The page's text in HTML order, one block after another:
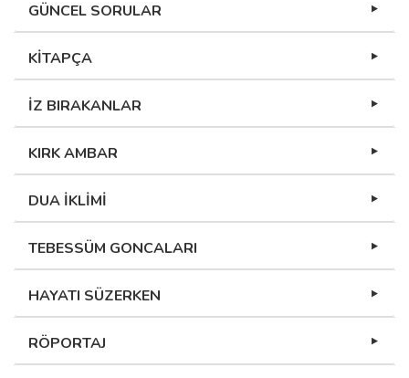
GÜNCEL SORULAR
KİTAPÇA
İZ BIRAKANLAR
KIRK AMBAR
DUA İKLİMİ
TEBESSÜM GONCALARI
HAYATI SÜZERKEN
RÖPORTAJ